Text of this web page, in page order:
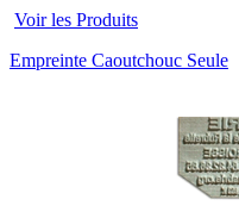
Voir les Produits
Empreinte Caoutchouc Seule